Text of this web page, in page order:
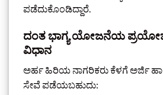
ಪಡೆದುಕೊಂಡಿದ್ದಾರೆ.
ದಂತ ಭಾಗ್ಯ ಯೋಜನೆಯ
ವಿಧಾನ
ಅರ್ಹ ಹಿರಿಯ ನಾಗರಿಕರು ಕೆಳಗೆ ಅರ್ಜಿ
ಸೇವೆ ಪಡೆಯಬಹುದು: